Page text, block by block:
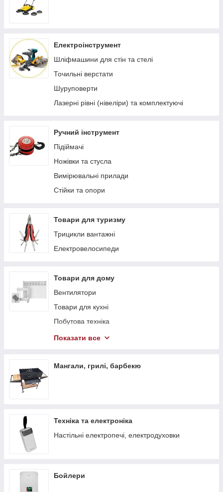
Електроінструмент
Шліфмашини для стін та стелі
Точильні верстати
Шуруповерти
Лазерні рівні (нівеліри) та комплектуючі
Ручний інструмент
Підіймачі
Ножівки та стусла
Вимірювальні прилади
Стійки та опори
Товари для туризму
Трицикли вантажні
Електровелосипеди
Товари для дому
Вентилятори
Товари для кухні
Побутова техніка
Теплові гармати
Стелажі
Показати все
Мангали, грилі, барбекю
Техніка та електроніка
Настільні електропечі, електродуховки
Бойлери